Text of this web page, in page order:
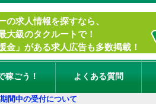
の求人情報を探すなら、
大級のタクルートで！
金」がある求人広告も多数掲載！
稼ごう！ よくある質問
間中の受付について